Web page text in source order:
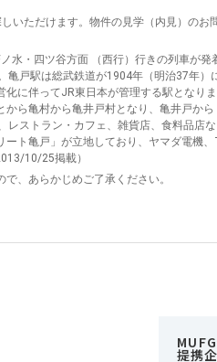
いただけます。物件の見学（内見）のお
水・四ツ谷方面 （西行）行きの列車が発
戸駅は総武鉄道が1904年（明治37年）
に伴ってJR東日本が管理する駅となり
ら亀村から亀井戸村となり、亀井戸か
ストラン・カフェ、雑貨店、食料品店
ト亀戸」が立地しており、ヤマダ電機、
10/25掲載）
、あらかじめご了承ください。
提携